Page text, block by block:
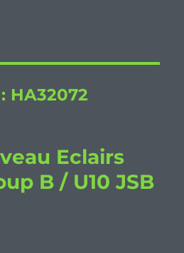
HA32072
Eclairs
B / U10 JSB